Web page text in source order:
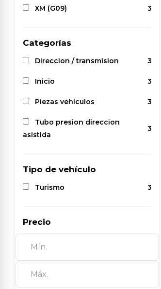
XM (G09) 3
Categorías
Direccion / transmision 3
Inicio 3
Piezas vehículos 3
Tubo presion direccion
asistida
3
Tipo de vehículo
Turismo 3
Precio